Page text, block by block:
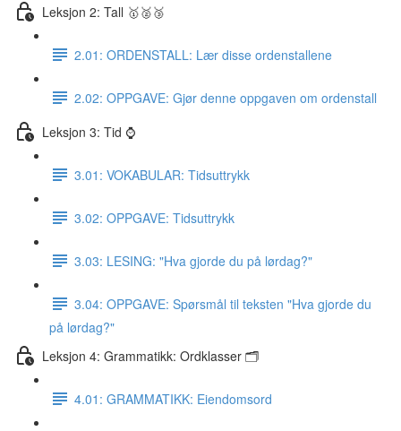
Leksjon 2: Tall 🥇🥈🥉
2.01: ORDENSTALL: Lær disse ordenstallene
2.02: OPPGAVE: Gjør denne oppgaven om ordenstall
Leksjon 3: Tid ⌚️
3.01: VOKABULAR: Tidsuttrykk
3.02: OPPGAVE: Tidsuttrykk
3.03: LESING: "Hva gjorde du på lørdag?"
3.04: OPPGAVE: Spørsmål til teksten "Hva gjorde du
på lørdag?"
Leksjon 4: Grammatikk: Ordklasser 🗂
4.01: GRAMMATIKK: Eiendomsord